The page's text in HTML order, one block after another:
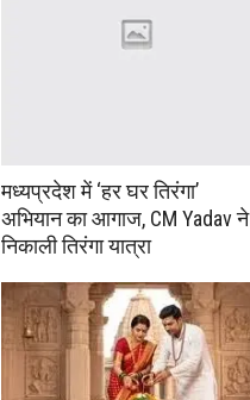
मध्यप्रदेश में ‘हर घर तिरंगा’
अभियान का आगाज, CM Yadav ने
निकाली तिरंगा यात्रा